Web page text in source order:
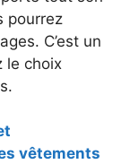
pourrez
C’est un
le choix
vêtements